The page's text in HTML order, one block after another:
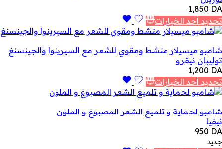
1,850 DA
تحديد أحد الخيارات
شامبو ميسيلار منشط ومقوي للشعر مع السيرينوا والجينسنغ
توليبان نيقرو
1,200 DA
تحديد أحد الخيارات
شامبو لحماية و تلميع الشعر المصبوغ و الملون
نيفيا
950 DA
جديد